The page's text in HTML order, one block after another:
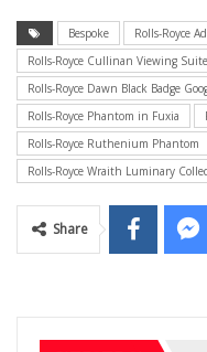
Bespoke
Rolls-Royce
Rolls-Royce Cullinan Viewing Suite
Rolls-Royce Dawn Black Badge
Rolls-Royce Phantom in Fuxia
Rolls-Royce Ruthenium Phantom
Rolls-Royce Wraith Luminary
Share